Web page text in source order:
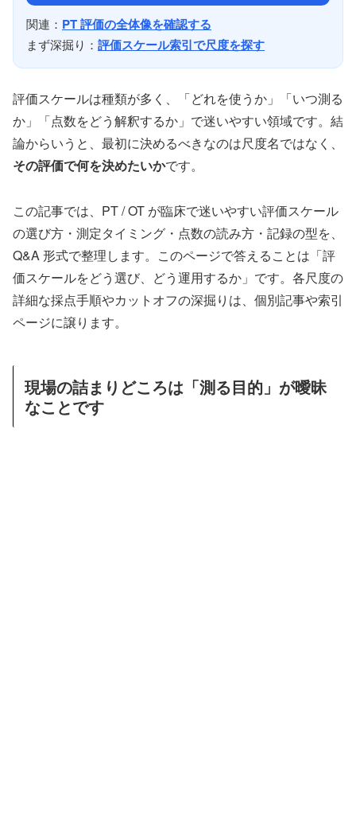
関連： PT 評価の全体像を確認する
まず深掘り： 評価スケール索引で尺度を探す
評価スケールは種類が多く、「どれを使うか」「いつ測る
か」「点数をどう解釈するか」で迷いやすい領域です。結
論からいうと、最初に決めるべきなのは尺度名ではなく、
その評価で何を決めたいかです。
この記事では、PT / OT が臨床で迷いやすい評価スケール
の選び方・測定タイミング・点数の読み方・記録の型を、
Q&A 形式で整理します。このページで答えることは「評
価スケールをどう選び、どう運用するか」です。各尺度の
詳細な採点手順やカットオフの深掘りは、個別記事や索引
ページに譲ります。
現場の詰まりどころは「測る目的」が曖昧
なことです